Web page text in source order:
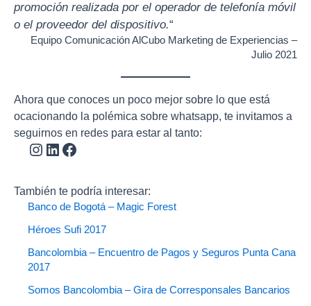
promoción realizada por el operador de telefonía móvil
o el proveedor del dispositivo.“
Equipo Comunicación AlCubo Marketing de Experiencias –
Julio 2021
Ahora que conoces un poco mejor sobre lo que está
ocacionando la polémica sobre whatsapp, te invitamos a
seguirnos en redes para estar al tanto:
También te podría interesar:
Banco de Bogotá – Magic Forest
Héroes Sufi 2017
Bancolombia – Encuentro de Pagos y Seguros Punta Cana
2017
Somos Bancolombia – Gira de Corresponsales Bancarios